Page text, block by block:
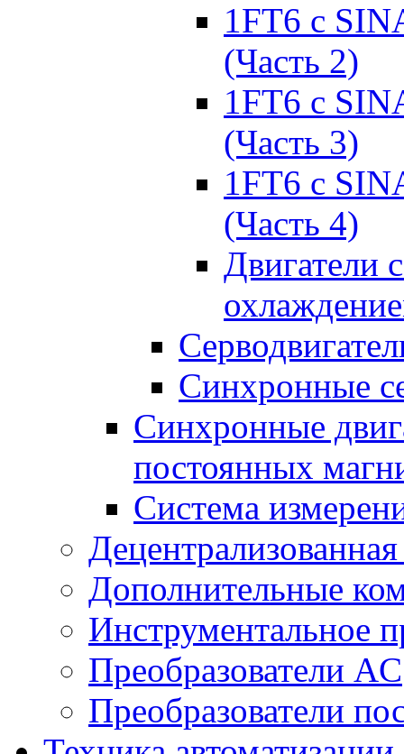
1FT6 с
(Часть 2)
1FT6 с
(Часть 3)
1FT6 с
(Часть 4)
Двигатели
Синхронные
Синхронные
постоянных
Система
Дополнительные
Инструментальное
Преобразователи AC
Преобразователи